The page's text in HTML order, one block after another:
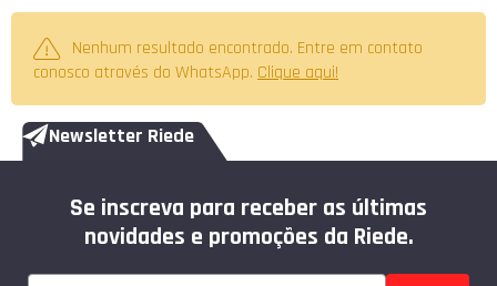
Nenhum resultado encontrado. Entre em contato
conosco através do WhatsApp. Clique aqui!
Newsletter Riede
Se inscreva para receber as últimas
novidades e promoções da Riede.